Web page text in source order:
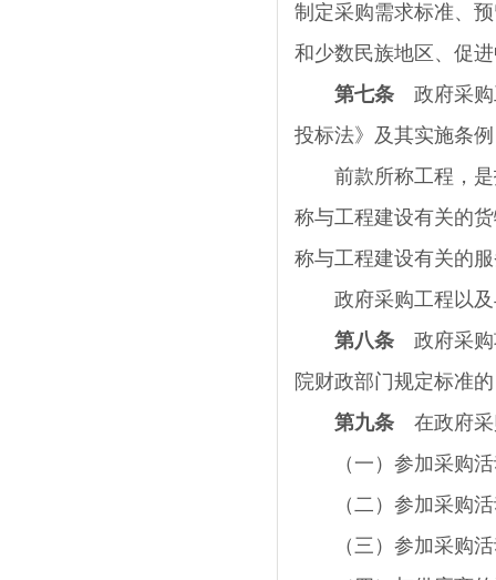
制定采购需求标准、
和少数民族地区、促
第七条 政府采购
投标法》及其实施条
前款所称工程，是
称与工程建设有关的
称与工程建设有关的
政府采购工程以及
第八条 政府采购
院财政部门规定标准
第九条 在政府采
（一）参加采购活
（二）参加采购活
（三）参加采购活